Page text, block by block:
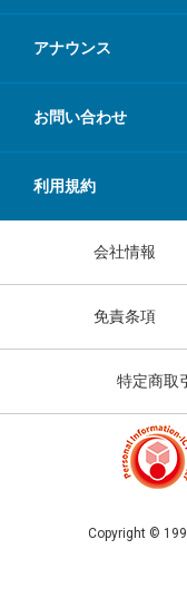
アナウンス
お問い合わせ
利用規約
会社情報
免責条項
特定商取
Copyright ©